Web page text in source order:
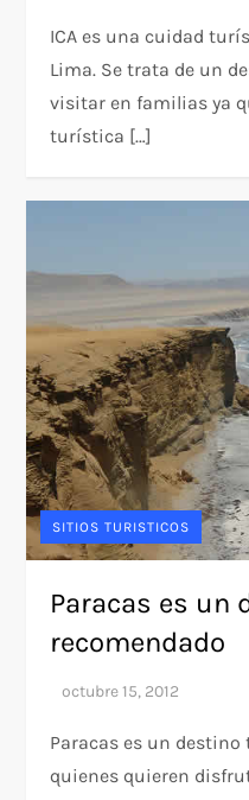
ICA es una cuidad
Lima. Se trata de un
visitar en familias ya
turística […]
SITIOS TURISTICOS
Paracas es
recomendado
Paracas es un
quienes quieren